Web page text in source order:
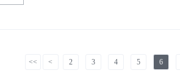
<< < 2 3 4 5 6